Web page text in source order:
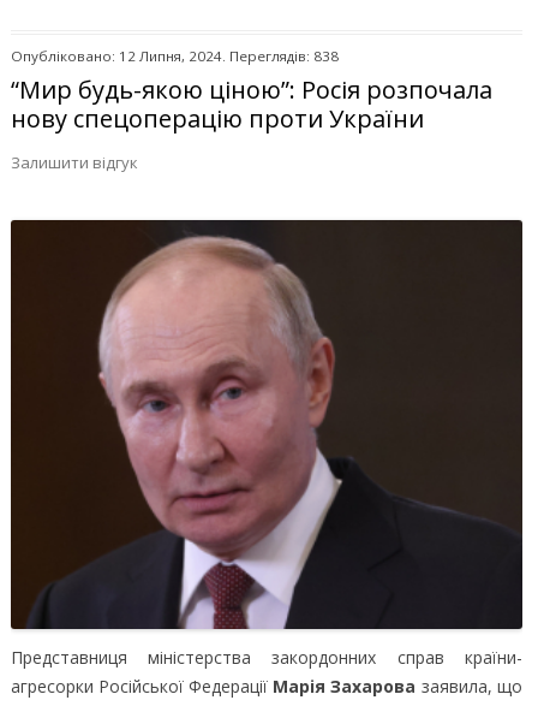
Опубліковано: 12 Липня, 2024. Переглядів: 838
“Мир будь-якою ціною”: Росія розпочала
нову спецоперацію проти України
Залишити відгук
Представниця міністерства закордонних справ країни-
агресорки Російської Федерації Марія Захарова заявила, що